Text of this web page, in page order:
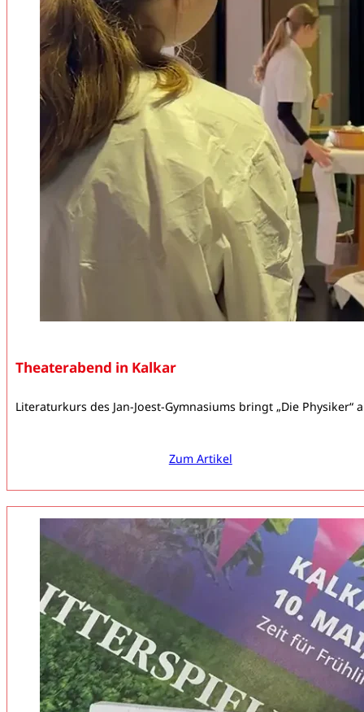
Theaterabend in Kalkar
Literaturkurs des Jan-Joest-Gymnasiums bringt „Die Physiker“
Zum Artikel